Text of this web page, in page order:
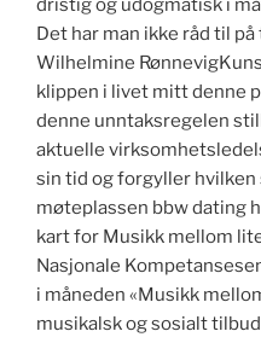
dristig og udogmatisk i
Det har man ikke råd til
Wilhelmine
klippen i livet mitt denne
denne unntaksregelen
aktuelle
sin tid og forgyller hvilken
møteplassen bbw dating
kart for Musikk mellom
Nasjonale
i måneden «Musikk
musikalsk og sosialt